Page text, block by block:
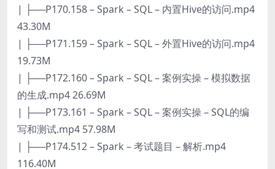
| ├──P170.158 – Spark – SQL – 内置Hive的访问.mp4
43.30M
| ├──P171.159 – Spark – SQL – 外置Hive的访问.mp4
19.73M
| ├──P172.160 – Spark – SQL – 案例实操 – 模拟数据
的生成.mp4 26.69M
| ├──P173.161 – Spark – SQL – 案例实操 – SQL的编
写和测试.mp4 57.98M
| ├──P174.512 – Spark – 考试题目 – 解析.mp4
116.40M